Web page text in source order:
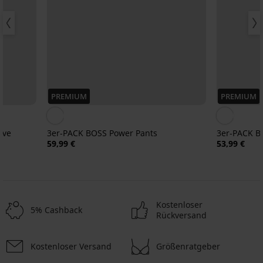
PREMIUM
3er-PACK BOSS Power Pants
59,99 €
PREMIUM
3er-PACK
53,99 €
5% Cashback
Kostenloser
Rückversand
Kostenloser Versand Größenratgeber